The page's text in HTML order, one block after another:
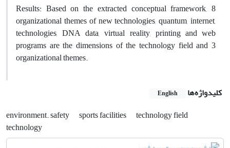
Results: Based on the extracted conceptual framework, 8
organizational themes of new technologies, quantum, internet,
technologies, DNA data, virtual reality, printing and web
programs are the dimensions of the technology field and 3
organizational themes.
کلیدواژه‌ها English
environment. safety sports facilities
technology field
technology